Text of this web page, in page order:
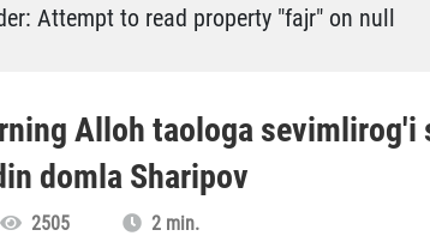
Attempt to read property "fajr" on null
Alloh taologa
domla Sharipov
2505 2 min.